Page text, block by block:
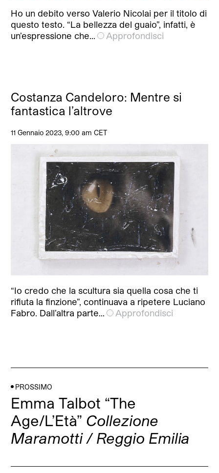
Ho un debito verso Valerio Nicolai per il titolo di
questo testo. “La bellezza del guaio”, infatti, è
un’espressione che…
Approfondisci
Costanza Candeloro: Mentre si
fantastica l’altrove
11 Gennaio 2023, 9:00 am CET
“Io credo che la scultura sia quella cosa che ti
rifiuta la finzione”, continuava a ripetere Luciano
Fabro. Dall’altra parte…
Approfondisci
PROSSIMO
Emma Talbot “The
Age/L’Età” Collezione
Maramotti / Reggio Emilia